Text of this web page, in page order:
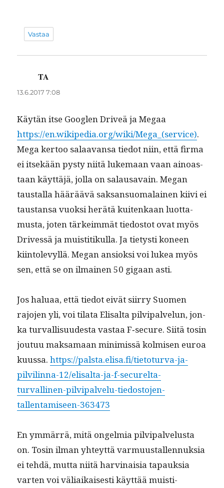
Vastaa
TA
13.6.2017 7:08
Käytän itse Googlen Dri­veä ja Megaa
https://en.wikipedia.org/wiki/Mega_(service).
Mega ker­too salaa­vansa tiedot niin, että fir­ma
ei itsekään pysty niitä luke­maan vaan ain­oas­
taan käyt­täjä, jol­la on salausavain. Megan
taustal­la hääräävä sak­san­suo­ma­lainen kiivi ei
taus­tansa vuok­si herätä kuitenkaan luot­ta­
mus­ta, joten tärkeim­mät tiedos­tot ovat myös
Dri­vessä ja muis­ti­tikul­la. Ja tietysti koneen
kiin­tolevyl­lä. Megan ansiok­si voi lukea myös
sen, että se on ilmainen 50 gigaan asti.
Jos halu­aa, että tiedot eivät siir­ry Suomen
rajo­jen yli, voi tila­ta Elisalta pil­vipalvelun, jon­
ka tur­val­lisu­ud­es­ta vas­taa F‑secure. Siitä tosin
joutuu mak­samaan min­imis­sä kolmisen euroa
kuus­sa.https://palsta.elisa.fi/tietoturva-ja-
pilvilinna-12/elisalta-ja-f-securelta-
turvallinen-pilvipalvelu-tiedostojen-
tallentamiseen-363473
En ymmär­rä, mitä ongelmia pil­vipalvelus­ta
on. Tosin ilman yhteyt­tä var­muustal­len­nuk­sia
ei tehdä, mut­ta niitä harv­inaisia tapauk­sia
varten voi väli­aikaises­ti käyt­tää muis­ti­